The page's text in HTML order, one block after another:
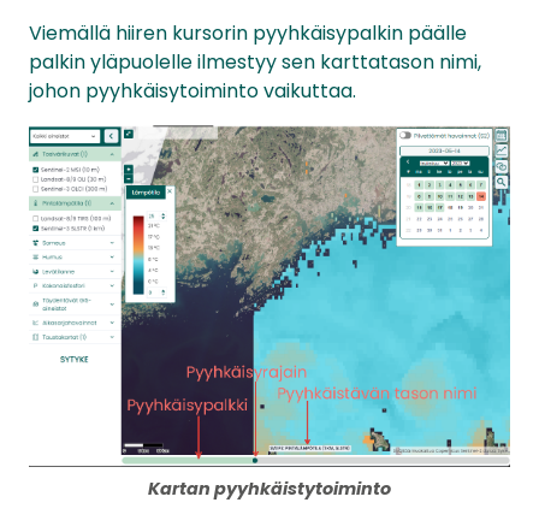
Viemällä hiiren kursorin pyyhkäisypalkin päälle
palkin yläpuolelle ilmestyy sen karttatason nimi,
johon pyyhkäisytoiminto vaikuttaa.
Kartan pyyhkäistytoiminto